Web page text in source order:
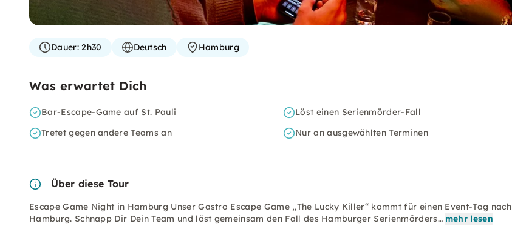
Dauer:2h30 Deutsch Hamburg
Was erwartet Dich
Bar-Escape-Game auf St. Pauli
Löst einen Serienmörder-Fall
Tretet gegen andere Teams an
Nur an ausgewählten Terminen
Über diese Tour
Escape Game Night in Hamburg Unser Gastro Escape Game „The Lucky Killer“ kommt für einen Event-Tag nach
Hamburg. Schnapp Dir Dein Team und löst gemeinsam den Fall des Hamburger Serienmörders… mehr lesen